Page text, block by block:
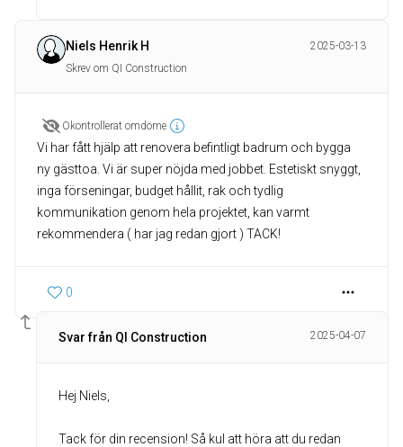
Niels Henrik H
2025-03-13
Skrev om QI Construction
Okontrollerat omdöme
Vi har fått hjälp att renovera befintligt badrum och bygga
ny gästtoa. Vi är super nöjda med jobbet. Estetiskt snyggt,
inga förseningar, budget hållit, rak och tydlig
kommunikation genom hela projektet, kan varmt
rekommendera ( har jag redan gjort ) TACK!
0
Svar från QI Construction 2025-04-07
Hej Niels,
Tack för din recension! Så kul att höra att du redan